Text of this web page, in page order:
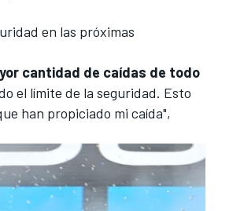
en las próximas
cantidad de caídas de todo
el límite de la seguridad. Esto
han propiciado mi caída",